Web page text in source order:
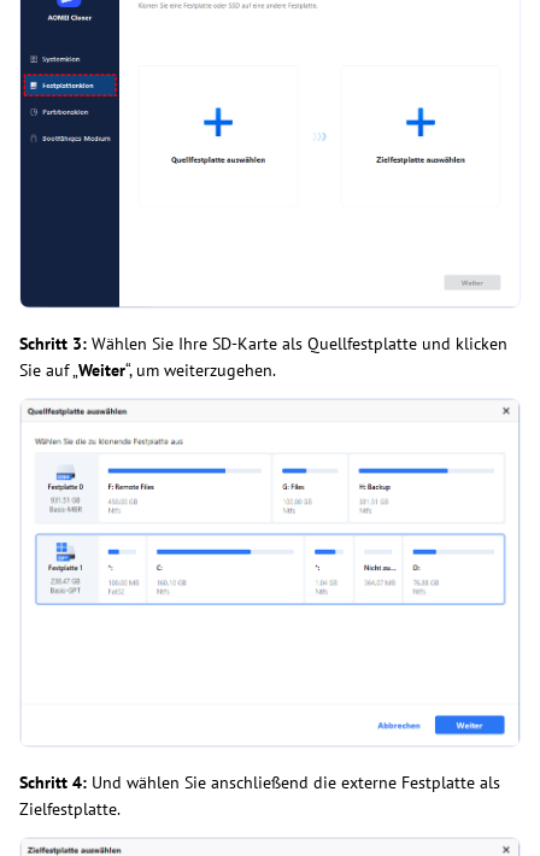
Schritt 3: Wählen Sie Ihre SD-Karte als Quellfestplatte und klicken
Sie auf „Weiter“, um weiterzugehen.
Schritt 4: Und wählen Sie anschließend die externe Festplatte als
Zielfestplatte.